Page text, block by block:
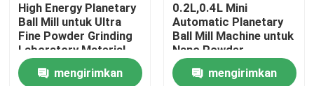
High Energy Planetary
Ball Mill untuk Ultra
Fine Powder Grinding
Laboratory Material
Processing
mengirimkan
0.2L,0.4L Mini
Automatic Planetary
Ball Mill Machine untuk
Nano Powder
Preparation Penelitian
Bahan Lanjutan
mengirimkan